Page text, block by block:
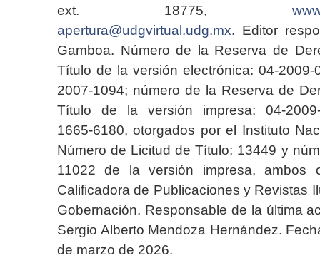
ext. 18775,
apertura@udgvirtual.udg.mx. Editor
Gamboa. Número de la Reserva de
Título de la versión electrónica: 04-2009-
2007-1094; número de la Reserva de
Título de la versión impresa: 04-2009-
1665-6180, otorgados por el Instituto
Número de Licitud de Título: 13449 y
11022 de la versión impresa, ambos
Calificadora de Publicaciones y Revistas
Gobernación. Responsable de la última
Sergio Alberto Mendoza Hernández.
de marzo de 2026.